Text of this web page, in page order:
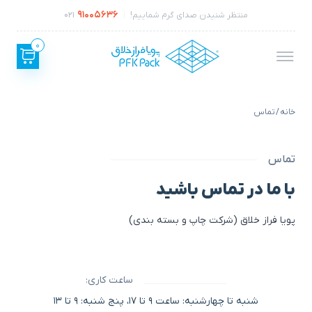
منتظر شنیدن صدای گرم شماییم! 91005636
021
0
خانه/ تماس
تماس
با ما در تماس باشید
پویا فراز خلاق (شرکت چاپ و بسته بندی)
ساعت کاری:
شنبه تا چهارشنبه: ساعت ۹ تا ۱۷، پنج شنبه: ۹ تا ۱۳